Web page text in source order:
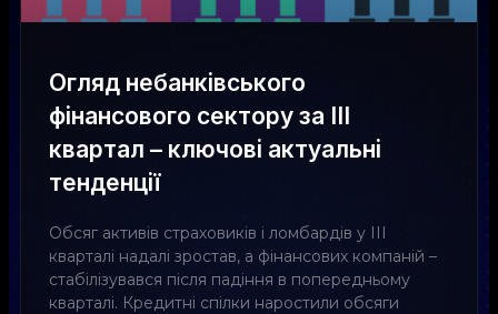
Огляд небанківського
фінансового сектору за ІІІ
квартал – ключові актуальні
тенденції
Обсяг активів страховиків і ломбардів у ІІІ
кварталі надалі зростав, а фінансових компаній –
стабілізувався після падіння в попередньому
кварталі. Кредитні спілки наростили обсяги